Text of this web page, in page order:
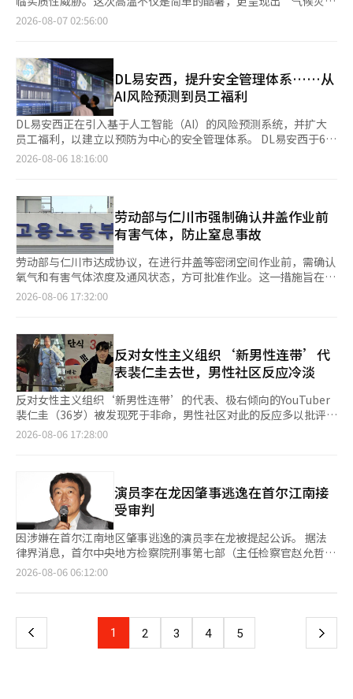
编辑。
险公司正在新建审查请求功能，以适应这一新的赔偿系统。 汽车
赔偿中心也在加快审查体系的建立。该中心正在组建由约200名医
的医疗和行政人员。此前，相关的实务人员招聘于4月进行，但由
于制度实施被推迟，程序中断。随着实施时间的确定，准备工作再
次启动。 然而，有观点认为，制度的实施不会立即导致保险公司
赔偿工作的减少。最初预计不必要的长期治疗会减少，从而降低损
失率和赔偿工作，但实际上，新的工作如额外治疗申请的通知、审
查接收、与汽车赔偿中心的数据传输、审查结果通知和客户投诉处
理等将增加。 一位保险公司相关人士表示：“过去治疗结束和和
解是赔偿工作的中心，而今后将新增向客户说明额外治疗审查程序
制度的初衷，但在实施初期，现场可能会出现混乱，工作负担可能
会比预期更大。” 同时也有担忧出现“气球效应”。由于在8周内
可以无须审查接受治疗，部分患者可能会在成为审查对象之前集中
接受治疗或倾向于特定的医疗服务。此次制度的重点在于审查治疗
期间的适当性，因此对治疗内容本身的管理存在局限性。※ 本报
道经人工智能（AI）系统翻译与编辑。
难”的特征，各地主要政府迅速投入紧急灾难基金，启动应对弱势
要地区发布了今夏首个“高温重大警报”。在发布高温特报的最高
级别警报下，热相关疾病患者急剧增加，户外作业的安全事故风险
加大，国家面临灾难性局面。 极端高温还导致文化艺术界和地方
经济的瘫痪。原定在首尔广场和汉阳城墙附近举行的“文化流动首
尔广场”等5项户外活动因安全原因全面取消，主要旅游景点的解
说活动和流动旅游咨询处的运营也暂时中止。这使得与活动相关的
工作人员和附近的小商户受到重创。 一位户外活动导演A表
示：“活动取消导致我这个月的收入中断，生计问题比酷暑更让我
收入中断让我感到无助。”他们纷纷诉说着高温带来的经济困境。
随着高温灾害的全面扩散，各地政府迅速展开应急响应。首尔市启
动了“停下、降温、关注”的三大应对措施，投入总额205亿韩元
的灾害救助基金。根据计划，市政府发包的56个建筑工地的户外作
业原则上暂停，同时为了缓解城市热岛效应，增加了道路洒水的频
率，最多可达到每天6次。 京畿道也启动了高温灾难安全对策总
部，检查建筑工地的休息时间遵守情况，并加强对农村地区和独居
老人的安全管理。地方市县也开始实施区域定制的对策，如动用洒
暴露在健康威胁中的弱势群体，保护措施也在集中实施。首尔市向
约41万户低收入家庭和低保家庭紧急提供5万韩元的降温费用，并
加强对贫民区居民的公共空调电费支持和上门护理服务。 对于独
居老人和残疾人等健康脆弱群体的6万3000余人，市政府每天进行
1至2次的关怀探访，并扩大为流动劳动者提供的30个休息场所的
运营，直至周末，全力动员行政资源。 灾难安全专家强调了对高
温的国家危机意识。一位灾难安全专家表示：“此次高温已超越暂
时气象现象，直接威胁到市民的生命和生计，地方政府必须动用所
2026-08-07 02:56:00
DL易安西，提升安全管理体系……从
AI风险预测到员工福利
DL易安西正在引入基于人工智能（AI）的风险预测系统，并扩大
员工福利，以建立以预防为中心的安全管理体系。 DL易安西于6日
表示，将通过建立基于AI和数据的安全管理系统，激活工作停止权
管理和安全系统。除了加强员工健康管理和扩大工作停止权的激励
外，还计划逐步引入基于数据的AI分析实时风险预测与警告系统。
自2022年在国内建筑行业首次引入Palantir数据平台以来，DL易
安西已整合管理在规划、设计、施工和维护全过程中产生的数据。
目前，利用在约200个工地上积累的数据，AI技术已应用于建筑的
成本、质量、安全和设计等各个领域。 公司通过基于AI的“前瞻性
风险警告系统”，将出入管理系统与AI风险分析模型相结合，提前
识别事故易发的员工，并实时分析气象信息、重型设备移动、火灾
的位置和行为模式，以提高风险预测的准确性；一旦检测到危险情
况，将自动调用移动式CCTV，以便监控人员能够及时查看现场。
该系统计划从明年开始逐步应用于主要建筑工地。 在应对高温方
面，也将结合智能技术。现场安装的物联网（IoT）基础的体感温
度计实时测量作业环境，安全健康管理人员将对此进行持续监控。
当体感温度超过35度时，将发出高温警报，超过38度时将发出高
温重大警报，并利用安全呼叫系统立即实施工作停止、休息和调整
工作时间等安全措施。 为了巩固安全文化，DL易安西还将扩大相
工作停止权的员工的“D-安全币（D-Safe Coin）”的奖励从每次
1000积分扩大到最多10000积分。同时，还新设了针对季度优秀参
与者的奖励制度。 公司还加强了对员工福利的支持。公司运营15
辆移动休息设施“健康巴士”，为高温易发的工地提供休息空间、
降温用品和饮料，并由健康管理人员检查员工的健康状况。健康巴
士计划不仅在酷暑期间运营，也将在寒冷季节继续提供服务。 DL
易安西相关人士表示：“此次安全范式的转变，旨在结合先进技术
与以现场为中心的福利，根本上预防事故。”他还表示：“我们将
合并营业利润同比增长26.3%，达到1594亿韩元。公司解释称，
住宅业务的成本率稳定等因素对业绩改善产生了影响。※ 本报道
经人工智能（AI）系统翻译与编辑。
2026-08-06 18:16:00
劳动部与仁川市强制确认井盖作业前
有害气体，防止窒息事故
劳动部与仁川市达成协议，在进行井盖等密闭空间作业前，需确认
氧气和有害气体浓度及通风状态，方可批准作业。这一措施旨在加
强地方政府发包作业前的安全检查，以应对窒息事故的频发。8月6
施“事前安全确认系统”。此次措施旨在减少因在下水道或井盖等
密闭空间中中毒或倒下的作业人员在救援时造成的二次伤害。去
年，仁川发生了2起因井盖等密闭空间窒息事故导致的死亡事件，
今年也有3人受伤。该系统在井盖作业开始前，通过视频或现场检
查确认氧气和有害气体浓度及通风状态，只有在安全措施落实的情
况下才批准作业。劳动部要求地方政府和公共机构在井盖作业时，
提交事前作业计划书，并严格确认作业前的安全卫生措施是否得到
落实。劳动部将作业前的氧气和有害气体浓度测量、充分通风及佩
下时，不要在没有保护装备的情况下直接进行救援，而是先拨打
119报警的内容。两机构计划根据仁川环境公团的试点运行结果，
推动安全管理体系在全国地方政府的推广。劳动部部长金英勋表
示：“地方政府和公共机构直接发包和管理的作业，公共部门应当
首先树立榜样”，并呼吁严格落实事前作业计划书的提交和作业前
的安全卫生措施确认。※ 本报道经人工智能（AI）系统翻译与编
辑。
2026-08-06 17:32:00
反对女性主义组织‘新男性连带’代
表裴仁圭去世，男性社区反应冷淡
反对女性主义组织‘新男性连带’的代表、极右倾向的YouTuber
裴仁圭（36岁）被发现死于非命，男性社区对此的反应多以批评其
生前行为为主，而非哀悼。 6日，男性社区内关于裴仁圭的帖子迅
圭曾在▲世越号沉船事故现场前跳所谓的‘饼舞’ ▲对少女像抗
议者的恶劣言论及日本国旗聊天争议 ▲对5·18民主运动的歪曲言
论 ▲贬低n号房受害者为‘X女’并批评政府支持的言论等，继续
进行批评。 一位网友写道：“他并没有替我们说话，反而总是给
男性带来麻烦。”另一位网友则评价：“他并没有真正代表男性权
益，反而只是在加剧冲突。” 另一方面，也有部分人表示：“虽
然生前的行为值得批评，但作为一个人，还是感到遗憾。希望他能
安息。” 此外，网上还出现了“无论是极右还是极左，走向极端
最终都是相似的”，“我从未觉得他代表男性”等截然不同的反
一处公寓小区被发现倒地。接到报警后，119急救人员赶到现场确
认其已死亡。 警方在其住所内未发现外部入侵或争吵的痕迹，并
2026-08-06 17:28:00
演员李在龙因肇事逃逸在首尔江南接
受审判
因涉嫌在首尔江南地区肇事逃逸的演员李在龙被提起公诉。 据法
律界消息，首尔中央地方检察院刑事第七部（主任检察官赵允哲）
于5日以违反道路交通法中事故后未采取措施和妨碍酒精检测的罪
首尔江南区地铁7号线清潭站附近驾驶时撞上中央隔离带后逃离现
警方抓获。 警方认为李在龙试图通过所谓的“酒后再饮酒”方式
消除酒驾证据，因此将酒驾嫌疑也一并移交给检方。 然而，检方
2026-08-06 06:12:00
上
页
1 2 3 4 5 下